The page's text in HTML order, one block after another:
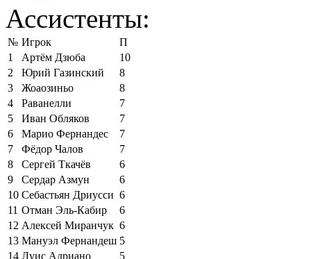
Ассистенты:
№ Игрок
П
1
Артём Дзюба
10
2
Юрий Газинский
8
3
Жоаозиньо
8
4
Раванелли
7
5
Иван Обляков
7
6
Марио Фернандес
7
7
Фёдор Чалов
7
8
Сергей Ткачёв
6
9
Сердар Азмун
6
10 Себастьян Дриусси 6
11 Отман Эль-Кабир
6
12 Алексей Миранчук 6
13 Мануэл Фернандеш 5
14 Луис Адриано 5